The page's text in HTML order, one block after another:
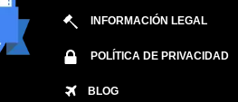
INFORMACIÓN LEGAL
POLÍTICA DE PRIVACIDAD
BLOG